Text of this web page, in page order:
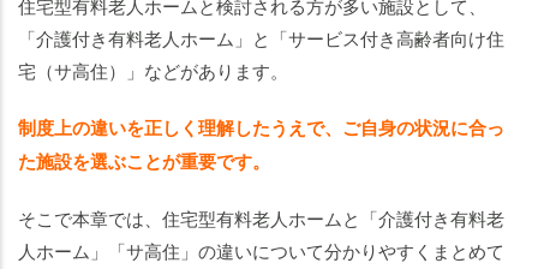
住宅型有料老人ホームと検討される方が多い施設として、
「介護付き有料老人ホーム」と「サービス付き高齢者向け住
宅（サ高住）」などがあります。
制度上の違いを正しく理解したうえで、ご自身の状況に合っ
た施設を選ぶことが重要です。
そこで本章では、住宅型有料老人ホームと「介護付き有料老
人ホーム」「サ高住」の違いについて分かりやすくまとめて